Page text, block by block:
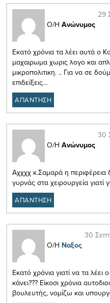
Ο/Η Ανώνυμος
29
Εκατό χρόνια τα λέει αυτά ο
μαχαιρωμα χωρις λογο και
μικροπολιτικη. .. Για να σε
επιδείξεις…
ΑΠΑΝΤΗΣΗ
Ο/Η Ανώνυμος
30
Αχχχχ κ.Σαμαρά η περιφέρεια
γυρνάς στα χειρουργεία γιατί
ΑΠΑΝΤΗΣΗ
Ο/Η Ναξος
30
Εκατό χρόνια γιατί να τα
κάνει??? Είκοσι χρόνια
βουλευτής, νομίζω και